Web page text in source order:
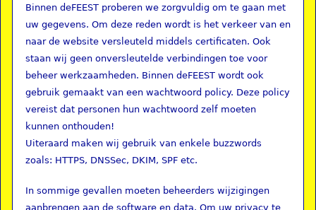
Binnen deFEEST proberen we zorgvuldig om te gaan met
uw gegevens. Om deze reden wordt is het verkeer van en
naar de website versleuteld middels certificaten. Ook
staan wij geen onversleutelde verbindingen toe voor
beheer werkzaamheden. Binnen deFEEST wordt ook
gebruik gemaakt van een wachtwoord policy. Deze policy
vereist dat personen hun wachtwoord zelf moeten
kunnen onthouden!
Uiteraard maken wij gebruik van enkele buzzwords
zoals: HTTPS, DNSSec, DKIM, SPF etc.
In sommige gevallen moeten beheerders wijzigingen
aanbrengen aan de software en data. Om uw privacy te